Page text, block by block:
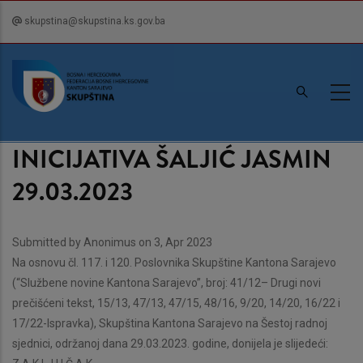
content
skupstina@skupstina.ks.gov.ba
INICIJATIVA ŠALJIĆ JASMIN
29.03.2023
Submitted by Anonimus on 3, Apr 2023
Na osnovu čl. 117. i 120. Poslovnika Skupštine Kantona Sarajevo
(“Službene novine Kantona Sarajevo”, broj: 41/12– Drugi novi
prečišćeni tekst, 15/13, 47/13, 47/15, 48/16, 9/20, 14/20, 16/22 i
17/22-Ispravka), Skupština Kantona Sarajevo na Šestoj radnoj
sjednici, održanoj dana 29.03.2023. godine, donijela je slijedeći: